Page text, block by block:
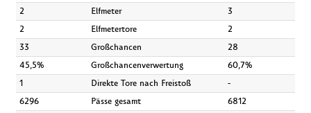
2
Elfmeter
3
2
Elfmetertore
2
33
Großchancen
28
45,5%
Großchancenverwertung
60,7%
1
Direkte Tore nach Freistoß
-
6296
Pässe gesamt
6812